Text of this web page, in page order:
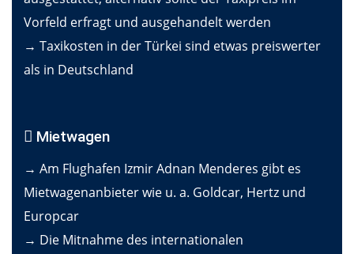
Vorfeld erfragt und ausgehandelt werden
→ Taxikosten in der Türkei sind etwas preiswerter
als in Deutschland
Mietwagen
→ Am Flughafen Izmir Adnan Menderes gibt es
Mietwagenanbieter wie u. a. Goldcar, Hertz und
Europcar
→ Die Mitnahme des internationalen